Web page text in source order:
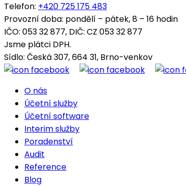
Telefon: +420 725 175 483
Provozní doba: pondělí – pátek, 8 – 16 hodin
IČO: 053 32 877, DIČ: CZ 053 32 877
Jsme plátci DPH.
Sídlo: Česká 307, 664 31, Brno-venkov
O nás
Účetní služby
Účetní software
Interim služby
Poradenství
Audit
Reference
Blog